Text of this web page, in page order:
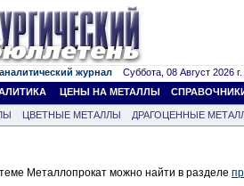
журнал Суббота, 08 Август 2026 г.
ЦЕНЫ НА МЕТАЛЛЫ
ЦВЕТНЫЕ МЕТАЛЛЫ
ДРАГОЦЕННЫЕ
Металлопрокат можно найти в разделе